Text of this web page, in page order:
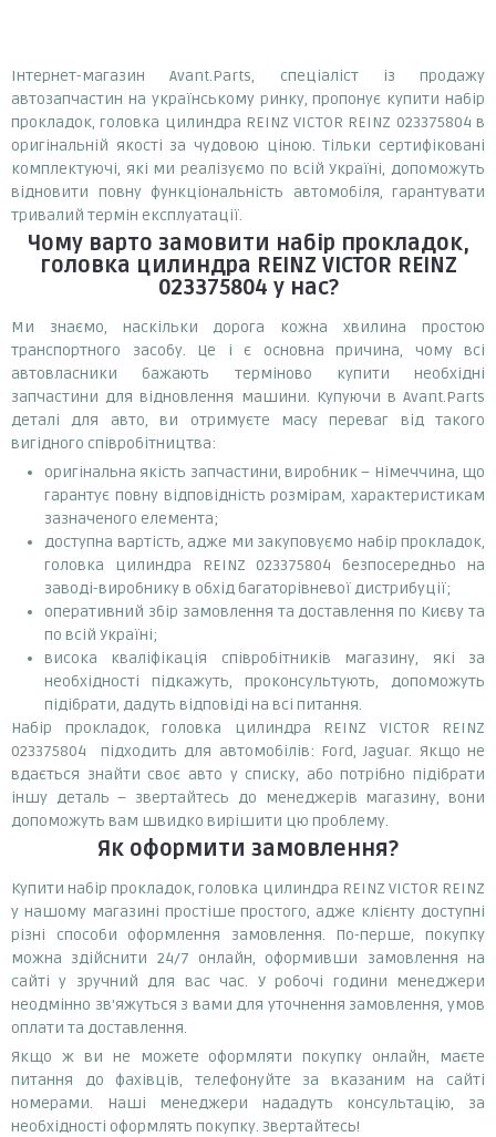
Інтернет-магазин Avant.Parts, спеціаліст із продажу
автозапчастин на українському ринку, пропонує купити набір
прокладок, головка цилиндра REINZ VICTOR REINZ 023375804 в
оригінальній якості за чудовою ціною. Тільки сертифіковані
комплектуючі, які ми реалізуємо по всій Україні, допоможуть
відновити повну функціональність автомобіля, гарантувати
тривалий термін експлуатації.
Чому варто замовити набір прокладок,
головка цилиндра REINZ VICTOR REINZ
023375804 у нас?
Ми знаємо, наскільки дорога кожна хвилина простою
транспортного засобу. Це і є основна причина, чому всі
автовласники бажають терміново купити необхідні
запчастини для відновлення машини. Купуючи в Avant.Parts
деталі для авто, ви отримуєте масу переваг від такого
вигідного співробітництва:
оригінальна якість запчастини, виробник – Німеччина, що
гарантує повну відповідність розмірам, характеристикам
зазначеного елемента;
доступна вартість, адже ми закуповуємо набір прокладок,
головка цилиндра REINZ 023375804 безпосередньо на
заводі-виробнику в обхід багаторівневої дистрибуції;
оперативний збір замовлення та доставлення по Києву та
по всій Україні;
висока кваліфікація співробітників магазину, які за
необхідності підкажуть, проконсультують, допоможуть
підібрати, дадуть відповіді на всі питання.
Набір прокладок, головка цилиндра REINZ VICTOR REINZ
023375804 підходить для автомобілів: Ford, Jaguar. Якщо не
вдається знайти своє авто у списку, або потрібно підібрати
іншу деталь – звертайтесь до менеджерів магазину, вони
допоможуть вам швидко вирішити цю проблему.
Як оформити замовлення?
Купити набір прокладок, головка цилиндра REINZ VICTOR REINZ
у нашому магазині простіше простого, адже клієнту доступні
різні способи оформлення замовлення. По-перше, покупку
можна здійснити 24/7 онлайн, оформивши замовлення на
сайті у зручний для вас час. У робочі години менеджери
неодмінно зв'яжуться з вами для уточнення замовлення, умов
оплати та доставлення.
Якщо ж ви не можете оформляти покупку онлайн, маєте
питання до фахівців, телефонуйте за вказаним на сайті
номерами. Наші менеджери нададуть консультацію, за
необхідності оформлять покупку. Звертайтесь!